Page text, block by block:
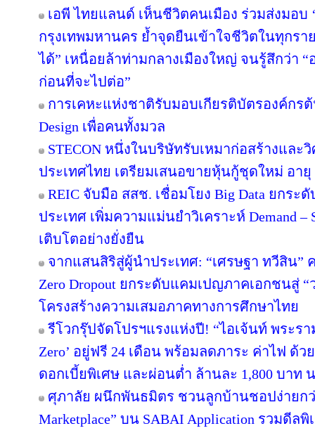
เอพี ไทยแลนด์ เห็นชีวิตคนเมือง ร่วมส่งมอบ
กรุงเทพมหานคร ย้ำจุดยืนเข้าใจชีวิตในทุกรา
ได้” เหนื่อยล้าท่ามกลางเมืองใหญ่ จนรู้สึกว่า
ก่อนที่จะไปต่อ”
การเคหะแห่งชาติรับมอบเกียรติบัตรองค์กร
Design เพื่อคนทั้งมวล
STECON หนึ่งในบริษัทรับเหมาก่อสร้างแล
ประเทศไทย เตรียมเสนอขายหุ้นกู้ชุดใหม่ อา
REIC จับมือ สสช. เชื่อมโยง Big Data ยกร
ประเทศ เพิ่มความแม่นยำวิเคราะห์ Demand
เติบโตอย่างยั่งยืน
จากแสนสิริสู่ผู้นำประเทศ: “เศรษฐา ทวีสิน”
Zero Dropout ยกระดับแคมเปญภาคเอกชนสู่
โครงสร้างความเสมอภาคทางการศึกษาไทย
รีโวกรุ๊ปจัดโปรฯแรงแห่งปี! “ไอเจ้นท์ พระรา
Zero’ อยู่ฟรี 24 เดือน พร้อมลดภาระ ค่าไฟ ด้
ดอกเบี้ยพิเศษ และผ่อนต่ำ ล้านละ 1,800 บาท
ศุภาลัย ผนึกพันธมิตร ชวนลูกบ้านชอปง่ายกว่
Marketplace” บน SABAI Application รวมดีล